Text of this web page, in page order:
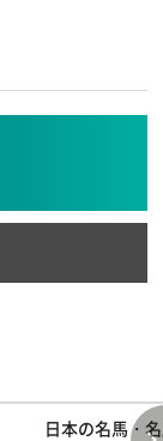
日本の名馬・